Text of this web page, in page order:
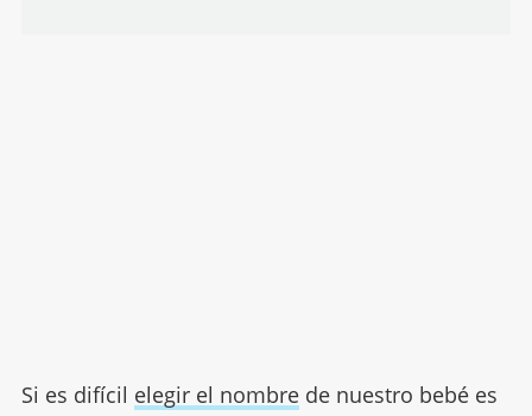
Si es difícil elegir el nombrede nuestro bebé es